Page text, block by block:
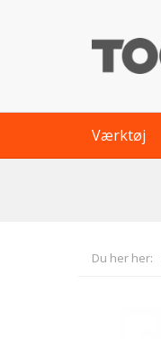
Værktøj
Du her her: